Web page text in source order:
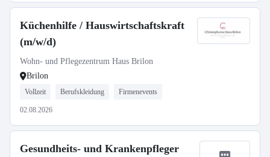
Küchenhilfe / Hauswirtschaftskraft
(m/w/d)
Wohn- und Pflegezentrum Haus Brilon
Brilon
Vollzeit Berufskleidung Firmenevents
02.08.2026
Gesundheits- und Krankenpfleger